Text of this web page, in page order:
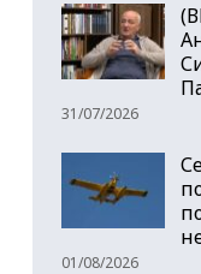
31/07/2026
01/08/2026